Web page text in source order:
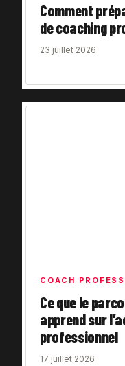
Comment
de coaching
23 juillet 2026
COACH
Ce que le
apprend sur
professionnel
17 juillet 2026